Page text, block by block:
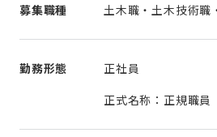
募集職種 土木職・土木技術職
勤務形態
正社員
正式名称：正規職員